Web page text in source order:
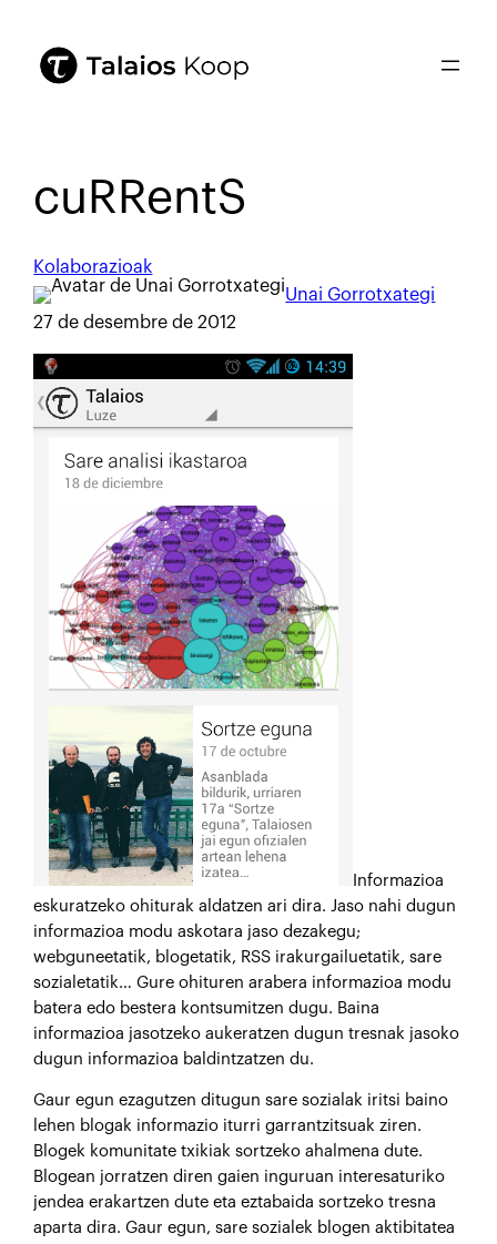
cuRRentS
Kolaborazioak
Unai Gorrotxategi
27 de desembre de 2012
Informazioa
eskuratzeko ohiturak aldatzen ari dira. Jaso nahi dugun
informazioa modu askotara jaso dezakegu;
webguneetatik, blogetatik, RSS irakurgailuetatik, sare
sozialetatik… Gure ohituren arabera informazioa modu
batera edo bestera kontsumitzen dugu. Baina
informazioa jasotzeko aukeratzen dugun tresnak jasoko
dugun informazioa baldintzatzen du.
Gaur egun ezagutzen ditugun sare sozialak iritsi baino
lehen blogak informazio iturri garrantzitsuak ziren.
Blogek komunitate txikiak sortzeko ahalmena dute.
Blogean jorratzen diren gaien inguruan interesaturiko
jendea erakartzen dute eta eztabaida sortzeko tresna
aparta dira. Gaur egun, sare sozialek blogen aktibitatea